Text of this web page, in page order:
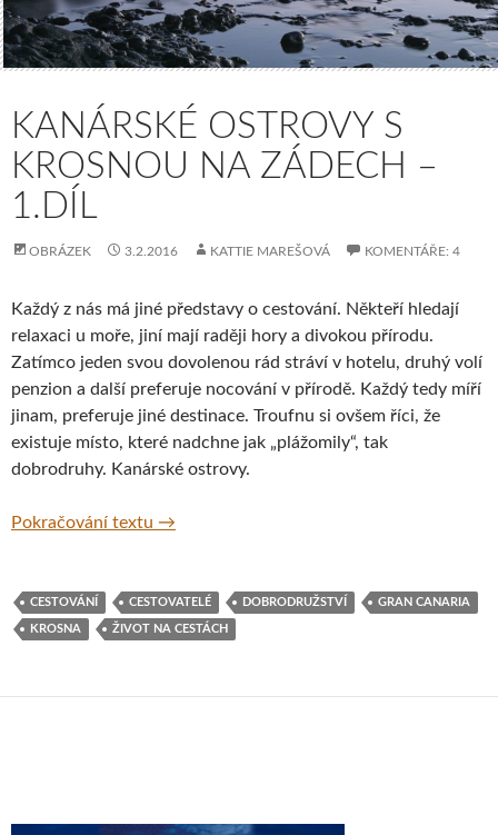
KANÁRSKÉ OSTROVY S
KROSNOU NA ZÁDECH –
1.DÍL
OBRÁZEK 3.2.2016 KATTIE MAREŠOVÁ KOMENTÁŘE: 4
Každý z nás má jiné představy o cestování. Někteří hledají
relaxaci u moře, jiní mají raději hory a divokou přírodu.
Zatímco jeden svou dovolenou rád stráví v hotelu, druhý volí
penzion a další preferuje nocování v přírodě. Každý tedy míří
jinam, preferuje jiné destinace. Troufnu si ovšem říci, že
existuje místo, které nadchne jak „plážomily“, tak
dobrodruhy. Kanárské ostrovy.
Pokračování textu Kanárské ostrovy s krosnou na zádech –
→
CESTOVÁNÍ CESTOVATELÉ DOBRODRUŽSTVÍ GRAN CANARIA
KROSNA ŽIVOT NA CESTÁCH